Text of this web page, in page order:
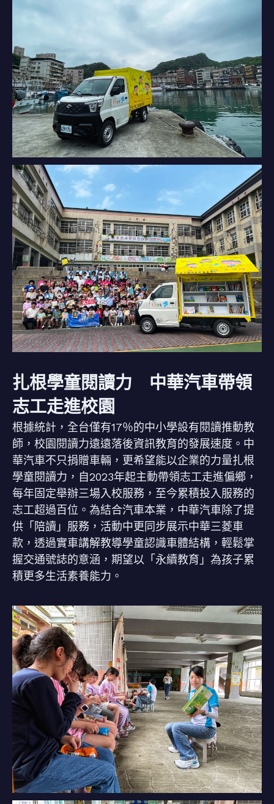
扎根學童閱讀力 中華汽車帶領
志工走進校園
根據統計，全台僅有17％的中小學設有閱讀推動教
師，校園閱讀力遠遠落後資訊教育的發展速度。中
華汽車不只捐贈車輛，更希望能以企業的力量扎根
學童閱讀力，自2023年起主動帶領志工走進偏鄉，
每年固定舉辦三場入校服務，至今累積投入服務的
志工超過百位。為結合汽車本業，中華汽車除了提
供「陪讀」服務，活動中更同步展示中華三菱車
款，透過實車講解教導學童認識車體結構，輕鬆掌
握交通號誌的意涵，期望以「永續教育」為孩子累
積更多生活素養能力。